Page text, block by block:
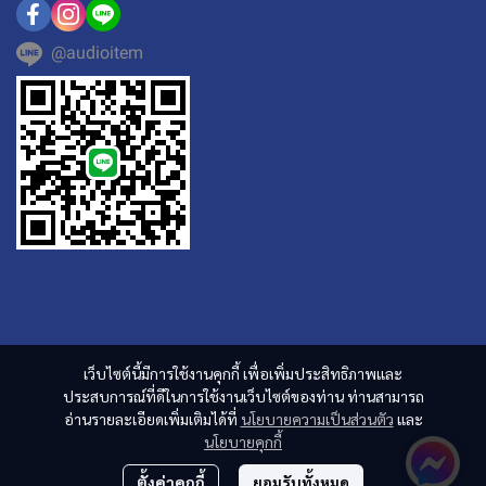
เว็บไซต์นี้มีการใช้งานคุกกี้ เพื่อเพิ่มประสิทธิภาพและ
ประสบการณ์ที่ดีในการใช้งานเว็บไซต์ของท่าน ท่านสามารถ
อ่านรายละเอียดเพิ่มเติมได้ที่ นโยบายความเป็นส่วนตัว และ
นโยบายคุกกี้
ตั้งค่าคุกกี้ ยอมรับทั้งหมด
@audioitem